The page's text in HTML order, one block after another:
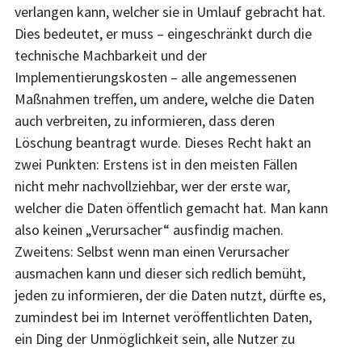
verlangen kann, welcher sie in Umlauf gebracht hat.
Dies bedeutet, er muss – eingeschränkt durch die
technische Machbarkeit und der
Implementierungskosten – alle angemessenen
Maßnahmen treffen, um andere, welche die Daten
auch verbreiten, zu informieren, dass deren
Löschung beantragt wurde. Dieses Recht hakt an
zwei Punkten: Erstens ist in den meisten Fällen
nicht mehr nachvollziehbar, wer der erste war,
welcher die Daten öffentlich gemacht hat. Man kann
also keinen „Verursacher“ ausfindig machen.
Zweitens: Selbst wenn man einen Verursacher
ausmachen kann und dieser sich redlich bemüht,
jeden zu informieren, der die Daten nutzt, dürfte es,
zumindest bei im Internet veröffentlichten Daten,
ein Ding der Unmöglichkeit sein, alle Nutzer zu